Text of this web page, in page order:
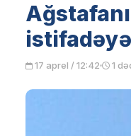
17 aprel / 12:42 1